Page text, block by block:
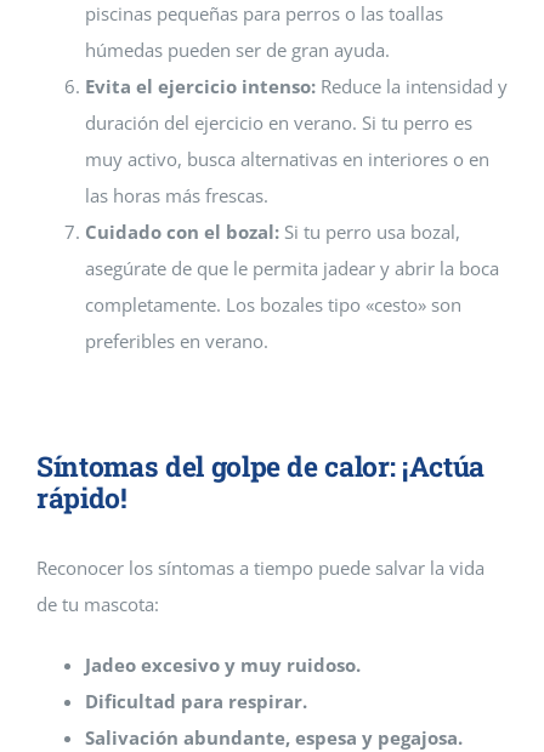
piscinas pequeñas para perros o las toallas
húmedas pueden ser de gran ayuda.
Evita el ejercicio intenso: Reduce la intensidad y
duración del ejercicio en verano. Si tu perro es
muy activo, busca alternativas en interiores o en
las horas más frescas.
Cuidado con el bozal: Si tu perro usa bozal,
asegúrate de que le permita jadear y abrir la boca
completamente. Los bozales tipo «cesto» son
preferibles en verano.
Síntomas del golpe de calor: ¡Actúa
rápido!
Reconocer los síntomas a tiempo puede salvar la vida
de tu mascota:
Jadeo excesivo y muy ruidoso.
Dificultad para respirar.
Salivación abundante, espesa y pegajosa.